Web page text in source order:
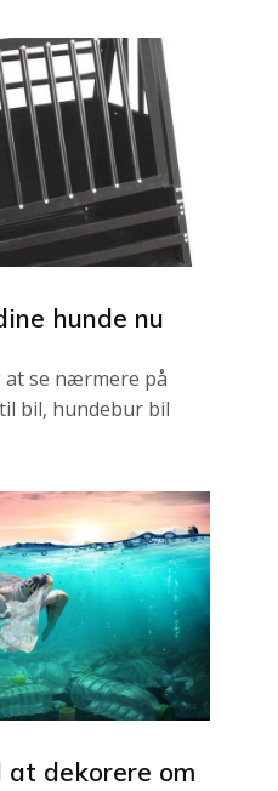
hunde nu
se nærmere på
bil, hundebur bil
dekorere om